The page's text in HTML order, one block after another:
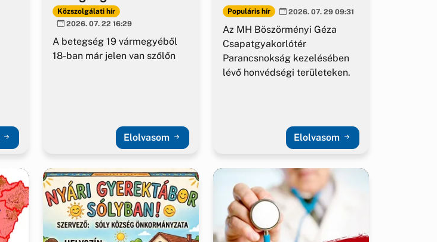
Közszolgálati hír
2026. 07. 22 16:29
A betegség 19 vármegyéből
18-ban már jelen van szőlőn
Elolvasom
Populáris hír 2026. 07. 29 09:31
Az MH Böszörményi Géza
Csapatgyakorlótér
Parancsnokság kezelésében
lévő honvédségi területeken.
Elolvasom